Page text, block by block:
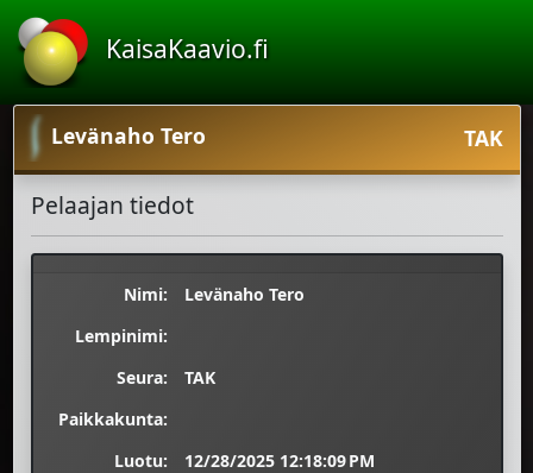
KaisaKaavio.fi
Levänaho Tero TAK
Pelaajan tiedot
Nimi:
Levänaho Tero
Lempinimi:
Seura:
TAK
Paikkakunta:
Luotu:
12/28/2025 12:18:09 PM